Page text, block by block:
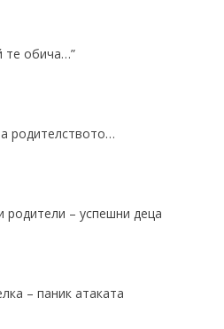
те обича…”
родителството…
– успешни деца
– паник атаката